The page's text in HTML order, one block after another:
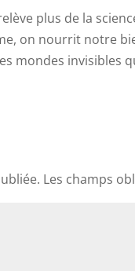
plus de la
on nourrit notre
mondes invisibles
Les champs